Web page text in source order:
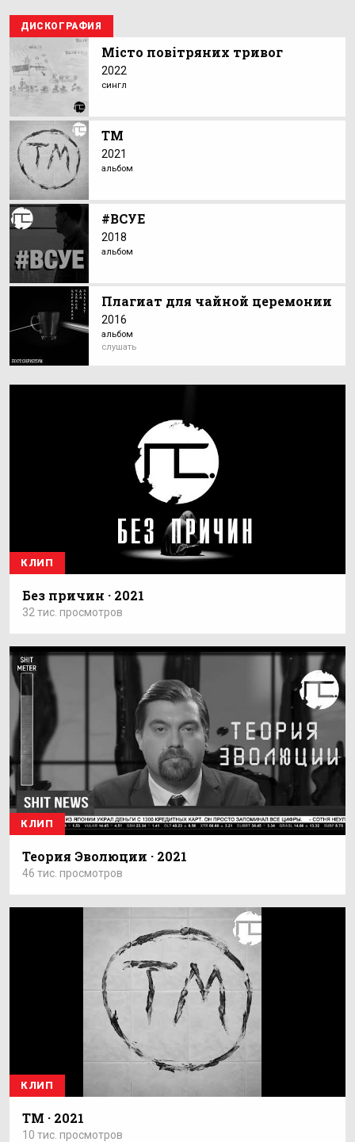
ДИСКОГРАФИЯ
Місто повітряних тривог
2022
сингл
ТМ
2021
альбом
#ВСУЕ
2018
альбом
Плагиат для чайной церемонии
2016
альбом
слушать
КЛИП
Без причин · 2021
32 тис. просмотров
КЛИП
Теория Эволюции · 2021
46 тис. просмотров
КЛИП
ТМ · 2021
10 тис. просмотров